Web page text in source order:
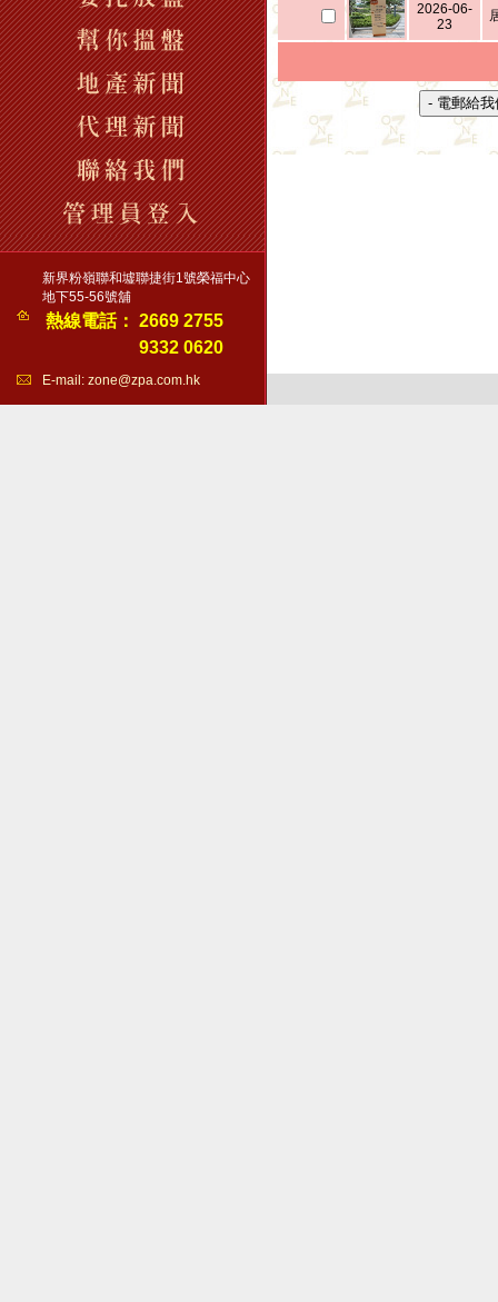
新界粉嶺聯和墟聯捷街1號榮福中心
地下55-56號舖
熱線電話： 2669 2755
9332 0620
E-mail: zone@zpa.com.hk
2026-06-
23